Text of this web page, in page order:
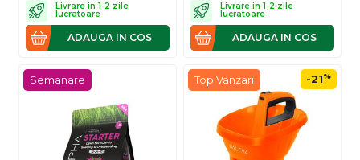
Livrare in 1-2 zile
lucratoare
ADAUGA IN COS
Livrare in 1-2 zile
lucratoare
ADAUGA IN COS
Semanare -21%
Top Vanzari